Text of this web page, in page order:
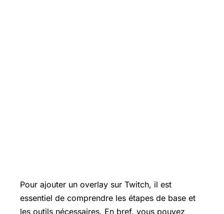
Pour ajouter un overlay sur Twitch, il est
essentiel de comprendre les étapes de base et
les outils nécessaires. En bref, vous pouvez